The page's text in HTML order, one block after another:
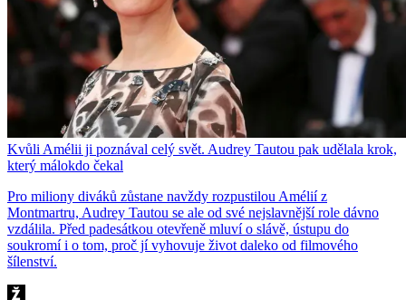
Kvůli Amélii ji poznával celý svět. Audrey Tautou pak udělala krok,
který málokdo čekal
Pro miliony diváků zůstane navždy rozpustilou Amélií z
Montmartru, Audrey Tautou se ale od své nejslavnější role dávno
vzdálila. Před padesátkou otevřeně mluví o slávě, ústupu do
soukromí i o tom, proč jí vyhovuje život daleko od filmového
šílenství.